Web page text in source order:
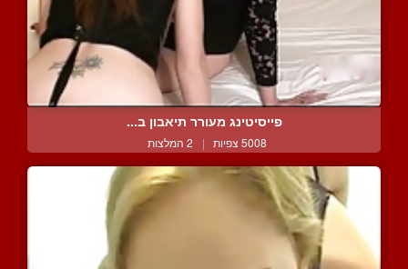
פייסיטינג מעורר תיאבון ב...
5008 צפיות | 2 המלצות